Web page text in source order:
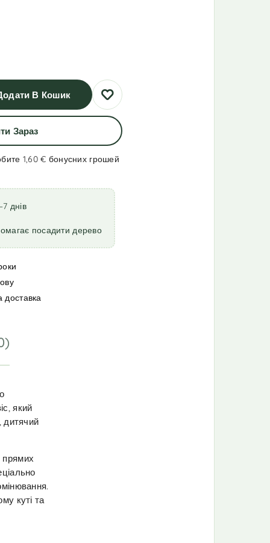
В Кошик
Зараз
1,60 € бонусних грошей
днів
посадити дерево
доставка
який
дитячий
прямих
куті та